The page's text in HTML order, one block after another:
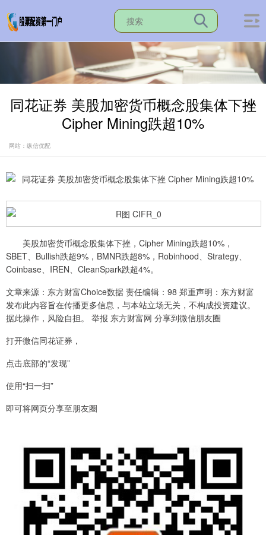
同花证券 美股加密货币概念股集体下挫
Cipher Mining跌超10%
网站：纵信优配
美股加密货币概念股集体下挫，Cipher Mining跌超10%，
SBET、Bullish跌超9%，BMNR跌超8%，Robinhood、Strategy、
Coinbase、IREN、CleanSpark跌超4%。
文章来源：东方财富Choice数据 责任编辑：98 郑重声明：东方财富
发布此内容旨在传播更多信息，与本站立场无关，不构成投资建议。
据此操作，风险自担。 举报 东方财富网 分享到微信朋友圈
打开微信同花证券，
点击底部的“发现”
使用“扫一扫”
即可将网页分享至朋友圈